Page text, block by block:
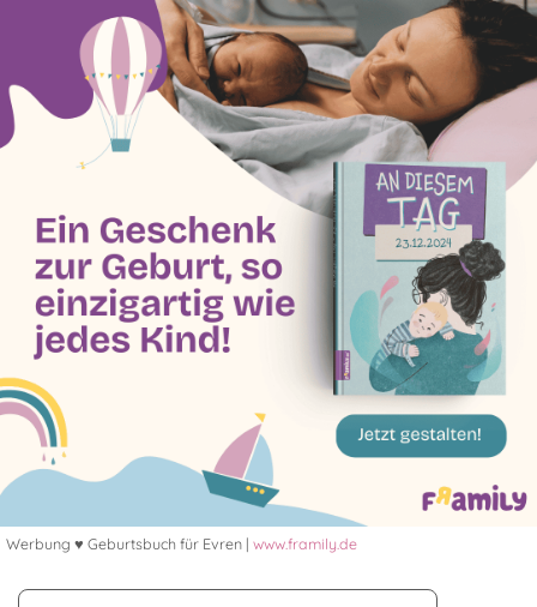
Werbung ♥ Geburtsbuch für Evren | www.framily.de